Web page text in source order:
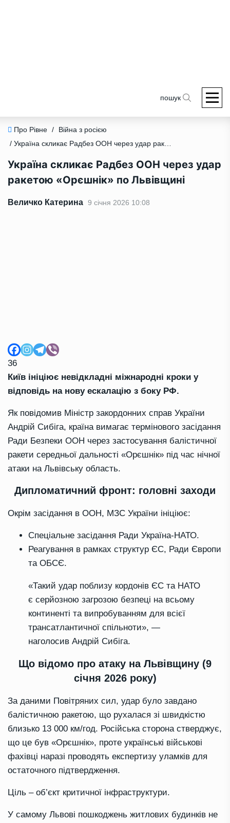
пошук
Про Рівне /
Війна з росією
/ Україна скликає Радбез ООН через удар ракетою «Орєшнік» по Львівщині
Україна скликає Радбез ООН через удар
ракетою «Орєшнік» по Львівщині
Величко Катерина 9 січня 2026 10:08
36
Київ ініціює невідкладні міжнародні кроки у
відповідь на нову ескалацію з боку РФ.
Як повідомив Міністр закордонних справ України
Андрій Сибіга, країна вимагає термінового засідання
Ради Безпеки ООН через застосування балістичної
ракети середньої дальності «Орєшнік» під час нічної
атаки на Львівську область.
Дипломатичний фронт: головні заходи
Окрім засідання в ООН, МЗС України ініціює:
Спеціальне засідання Ради Україна-НАТО.
Реагування в рамках структур ЄС, Ради Європи
та ОБСЄ.
«Такий удар поблизу кордонів ЄС та НАТО
є серйозною загрозою безпеці на всьому
континенті та випробуванням для всієї
трансатлантичної спільноти», —
наголосив Андрій Сибіга.
Що відомо про атаку на Львівщину (9
січня 2026 року)
За даними Повітряних сил, удар було завдано
балістичною ракетою, що рухалася зі швидкістю
близько 13 000 км/год. Російська сторона стверджує,
що це був «Орєшнік», проте українські військові
фахівці наразі проводять експертизу уламків для
остаточного підтвердження.
Ціль – об’єкт критичної інфраструктури.
У самому Львові пошкоджень житлових будинків не